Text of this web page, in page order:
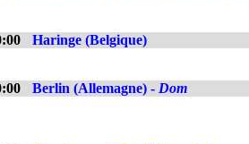
Haringe (Belgique)
Berlin (Allemagne) - Dom